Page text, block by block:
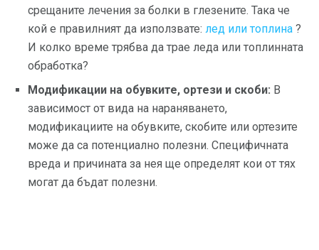
срещаните лечения за болки в глезените. Така че
кой е правилният да използвате: лед или топлина ?
И колко време трябва да трае леда или топлинната
обработка?
Модификации на обувките, ортези и скоби: В
зависимост от вида на нараняването,
модификациите на обувките, скобите или ортезите
може да са потенциално полезни. Специфичната
вреда и причината за нея ще определят кои от тях
могат да бъдат полезни.